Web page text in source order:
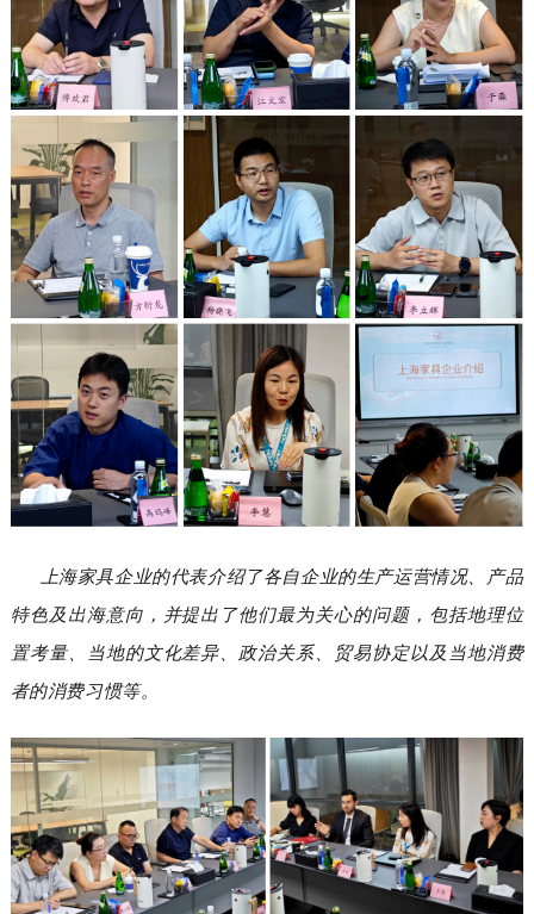
上海家具企业的代表介绍了各自企业的生产运营情况、产品
特色及出海意向，并提出了他们最为关心的问题，包括地理位
置考量、当地的文化差异、政治关系、贸易协定以及当地消费
者的消费习惯等。